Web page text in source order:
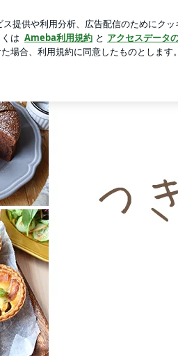
つき）料理研究家「ご飯と可愛